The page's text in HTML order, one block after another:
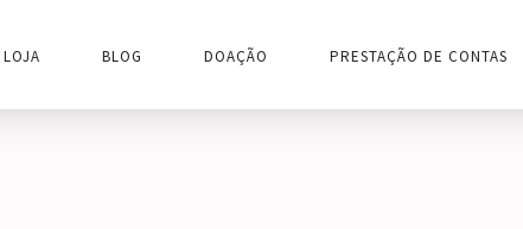
LOJA BLOG DOAÇÃO PRESTAÇÃO DE CONTAS